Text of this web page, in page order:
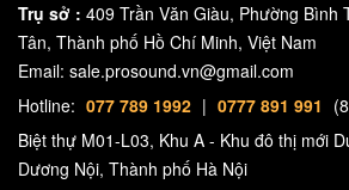
Trụ sở : 409 Trần Văn Giàu, Phường Bình
Tân, Thành phố Hồ Chí Minh, Việt Nam
Email: sale.prosound.vn@gmail.com
Hotline: 077 789 1992 | 0777 891 991
Biệt thự M01-L03, Khu A - Khu đô thị mới
Dương Nội, Thành phố Hà Nội